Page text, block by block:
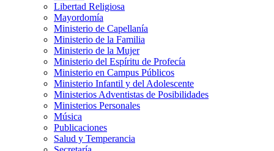
Libertad Religiosa
Mayordomía
Ministerio de Capellanía
Ministerio de la Familia
Ministerio de la Mujer
Ministerio del Espíritu de Profecía
Ministerio en Campus Públicos
Ministerio Infantil y del Adolescente
Ministerios Adventistas de Posibilidades
Ministerios Personales
Música
Publicaciones
Salud y Temperancia